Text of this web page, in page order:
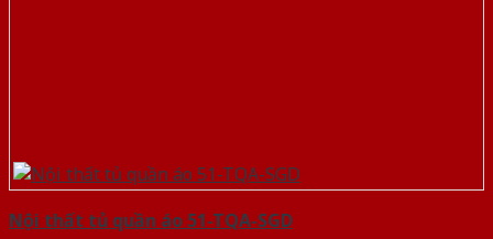
Nội thất tủ quần áo 51-TQA-SGD